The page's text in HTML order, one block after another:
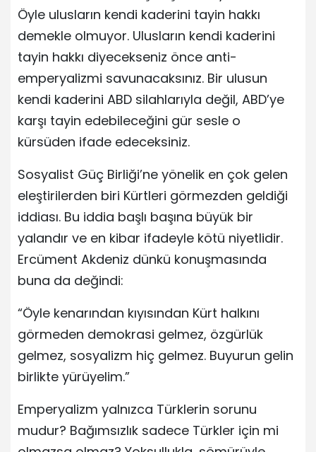
Öyle ulusların kendi kaderini tayin hakkı
demekle olmuyor. Ulusların kendi kaderini
tayin hakkı diyecekseniz önce anti-
emperyalizmi savunacaksınız. Bir ulusun
kendi kaderini ABD silahlarıyla değil, ABD’ye
karşı tayin edebileceğini gür sesle o
kürsüden ifade edeceksiniz.
Sosyalist Güç Birliği’ne yönelik en çok gelen
eleştirilerden biri Kürtleri görmezden geldiği
iddiası. Bu iddia başlı başına büyük bir
yalandır ve en kibar ifadeyle kötü niyetlidir.
Ercüment Akdeniz dünkü konuşmasında
buna da değindi:
“Öyle kenarından kıyısından Kürt halkını
görmeden demokrasi gelmez, özgürlük
gelmez, sosyalizm hiç gelmez. Buyurun gelin
birlikte yürüyelim.”
Emperyalizm yalnızca Türklerin sorunu
mudur? Bağımsızlık sadece Türkler için mi